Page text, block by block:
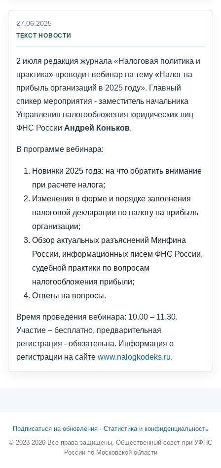
27.06.2025
ТЕКСТ НОВОСТИ
2 июля редакция журнала «Налоговая политика и
практика» проводит вебинар на тему «Налог на
прибыль организаций в 2025 году». Главный
спикер мероприятия - заместитель начальника
Управления налогообложения юридических лиц
ФНС России Андрей Коньков.
В программе вебинара:
Новинки 2025 года: на что обратить внимание
при расчете налога;
Изменения в форме и порядке заполнения
налоговой декларации по налогу на прибыль
организации;
Обзор актуальных разъяснений Минфина
России, информационных писем ФНС России,
судебной практики по вопросам
налогообложения прибыли;
Ответы на вопросы.
Время проведения вебинара: 10.00 – 11.30.
Участие – бесплатно, предварительная
регистрация - обязательна. Информация о
регистрации на сайте www.nalogkodeks.ru.
Подписаться на обновления· Статистика и конфиденциальность
© 2023-2026 Все права защищены, Общественный совет при УФНС
России по Московской области